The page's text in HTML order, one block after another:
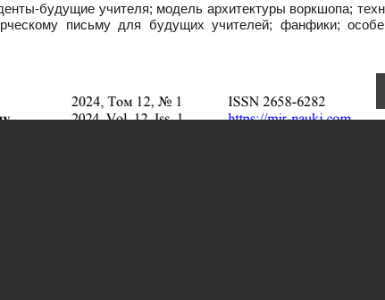
будущие учителя; модель архитектуры воркшопа;
письму для будущих учителей; фанфики;